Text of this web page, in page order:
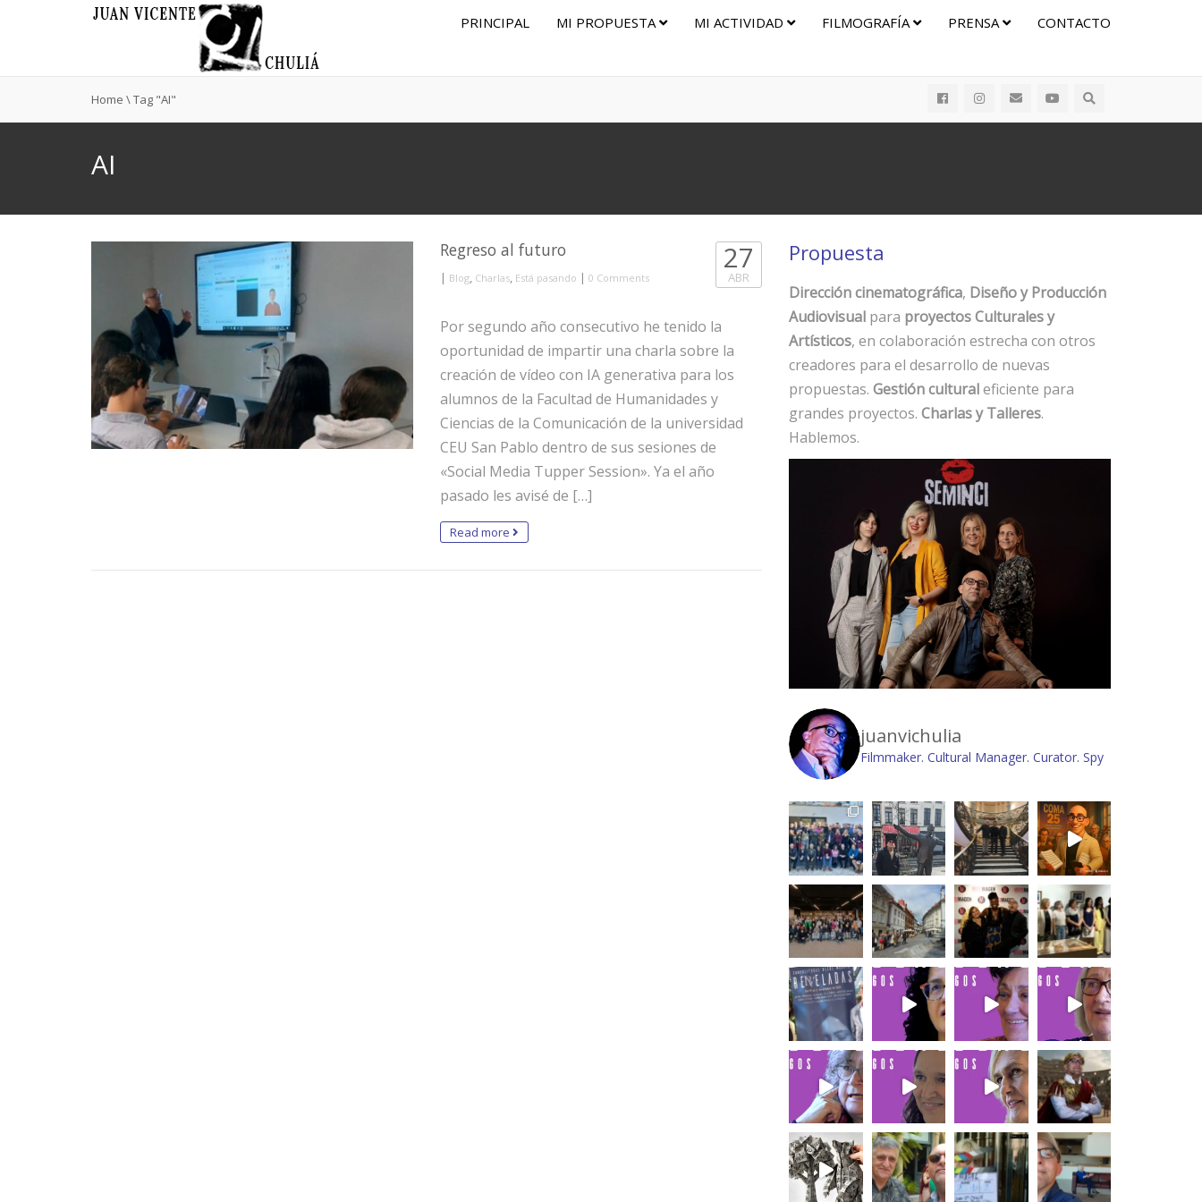
PRINCIPAL MI PROPUESTA MI ACTIVIDAD FILMOGRAFÍA PRENSA CONTACTO
Home \Tag "AI"
AI
Regreso al futuro
| Blog, Charlas, Está pasando | 0 Comments
27
ABR
Por segundo año consecutivo he tenido la
oportunidad de impartir una charla sobre la
creación de vídeo con IA generativa para los
alumnos de la Facultad de Humanidades y
Ciencias de la Comunicación de la universidad
CEU San Pablo dentro de sus sesiones de
«Social Media Tupper Session». Ya el año
pasado les avisé de […]
Read more
Propuesta
Dirección cinematográfica, Diseño y Producción
Audiovisual para proyectos Culturales y
Artísticos, en colaboración estrecha con otros
creadores para el desarrollo de nuevas
propuestas. Gestión culturaleficiente para
grandes proyectos. Charlas y Talleres.
Hablemos.
juanvichulia
Filmmaker. Cultural Manager. Curator. Spy